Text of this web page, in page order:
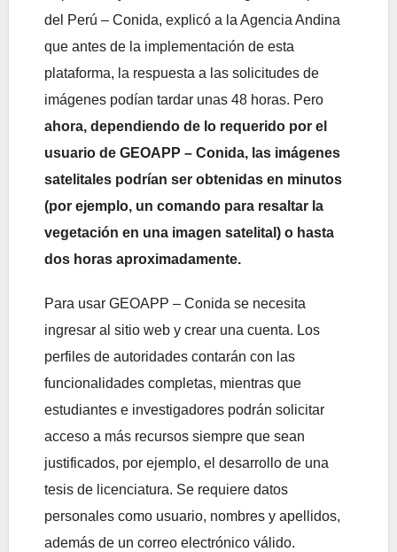
del Perú – Conida, explicó a la Agencia Andina
que antes de la implementación de esta
plataforma, la respuesta a las solicitudes de
imágenes podían tardar unas 48 horas. Pero
ahora, dependiendo de lo requerido por el
usuario de GEOAPP – Conida, las imágenes
satelitales podrían ser obtenidas en minutos
(por ejemplo, un comando para resaltar la
vegetación en una imagen satelital) o hasta
dos horas aproximadamente.
Para usar GEOAPP – Conida se necesita
ingresar al sitio web y crear una cuenta. Los
perfiles de autoridades contarán con las
funcionalidades completas, mientras que
estudiantes e investigadores podrán solicitar
acceso a más recursos siempre que sean
justificados, por ejemplo, el desarrollo de una
tesis de licenciatura. Se requiere datos
personales como usuario, nombres y apellidos,
además de un correo electrónico válido.